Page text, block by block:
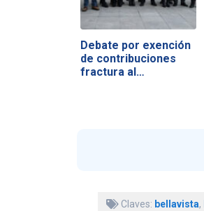
Debate por exención
de contribuciones
fractura al…
Claves: bellavista,